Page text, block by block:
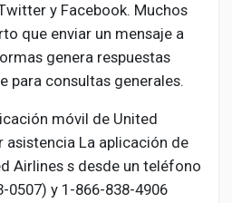
y Facebook. Muchos
que enviar un mensaje a
genera respuestas
para consultas generales.
móvil de United
asistencia La aplicación de
Airlines s desde un teléfono
0507) y 1-866-838-4906